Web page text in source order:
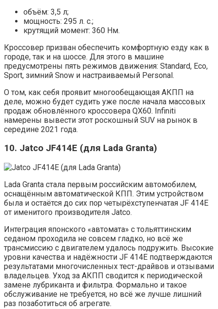
объём: 3,5 л;
мощность: 295 л. с.;
крутящий момент: 360 Нм.
Кроссовер призван обеспечить комфортную езду как в
городе, так и на шоссе. Для этого в машине
предусмотрены пять режимов движения: Standard, Eco,
Sport, зимний Snow и настраиваемый Personal.
О том, как себя проявит многообещающая АКПП на
деле, можно будет судить уже после начала массовых
продаж обновлённого кроссовера QX60. Infiniti
намерены вывести этот роскошный SUV на рынок в
середине 2021 года.
10. Jatco JF414E (для Lada Granta)
Lada Granta стала первым российским автомобилем,
оснащённым автоматической КПП. Этим устройством
была и остаётся до сих пор четырёхступенчатая JF 414E
от именитого производителя Jatco.
Интеграция японского «автомата» с тольяттинским
седаном проходила не совсем гладко, но всё же
трансмиссию с двигателем удалось подружить. Высокие
уровни качества и надёжности JF 414E подтверждаются
результатами многочисленных тест-драйвов и отзывами
владельцев. Уход за АКПП сводится к периодической
замене лубриканта и фильтра. Формально и такое
обслуживание не требуется, но всё же лучше лишний
раз позаботиться об агрегате.